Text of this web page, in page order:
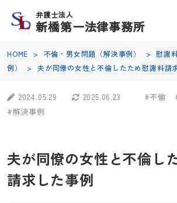
弁護士法人
新橋第一法律事務所
HOME > 不倫・男女問題（解決事例） >
慰謝
例）
> 夫が同僚の女性と不倫したため慰謝料請
2024.05.29 2025.06.23 #不倫
#解決事例
夫が同僚の女性と不倫し
請求した事例